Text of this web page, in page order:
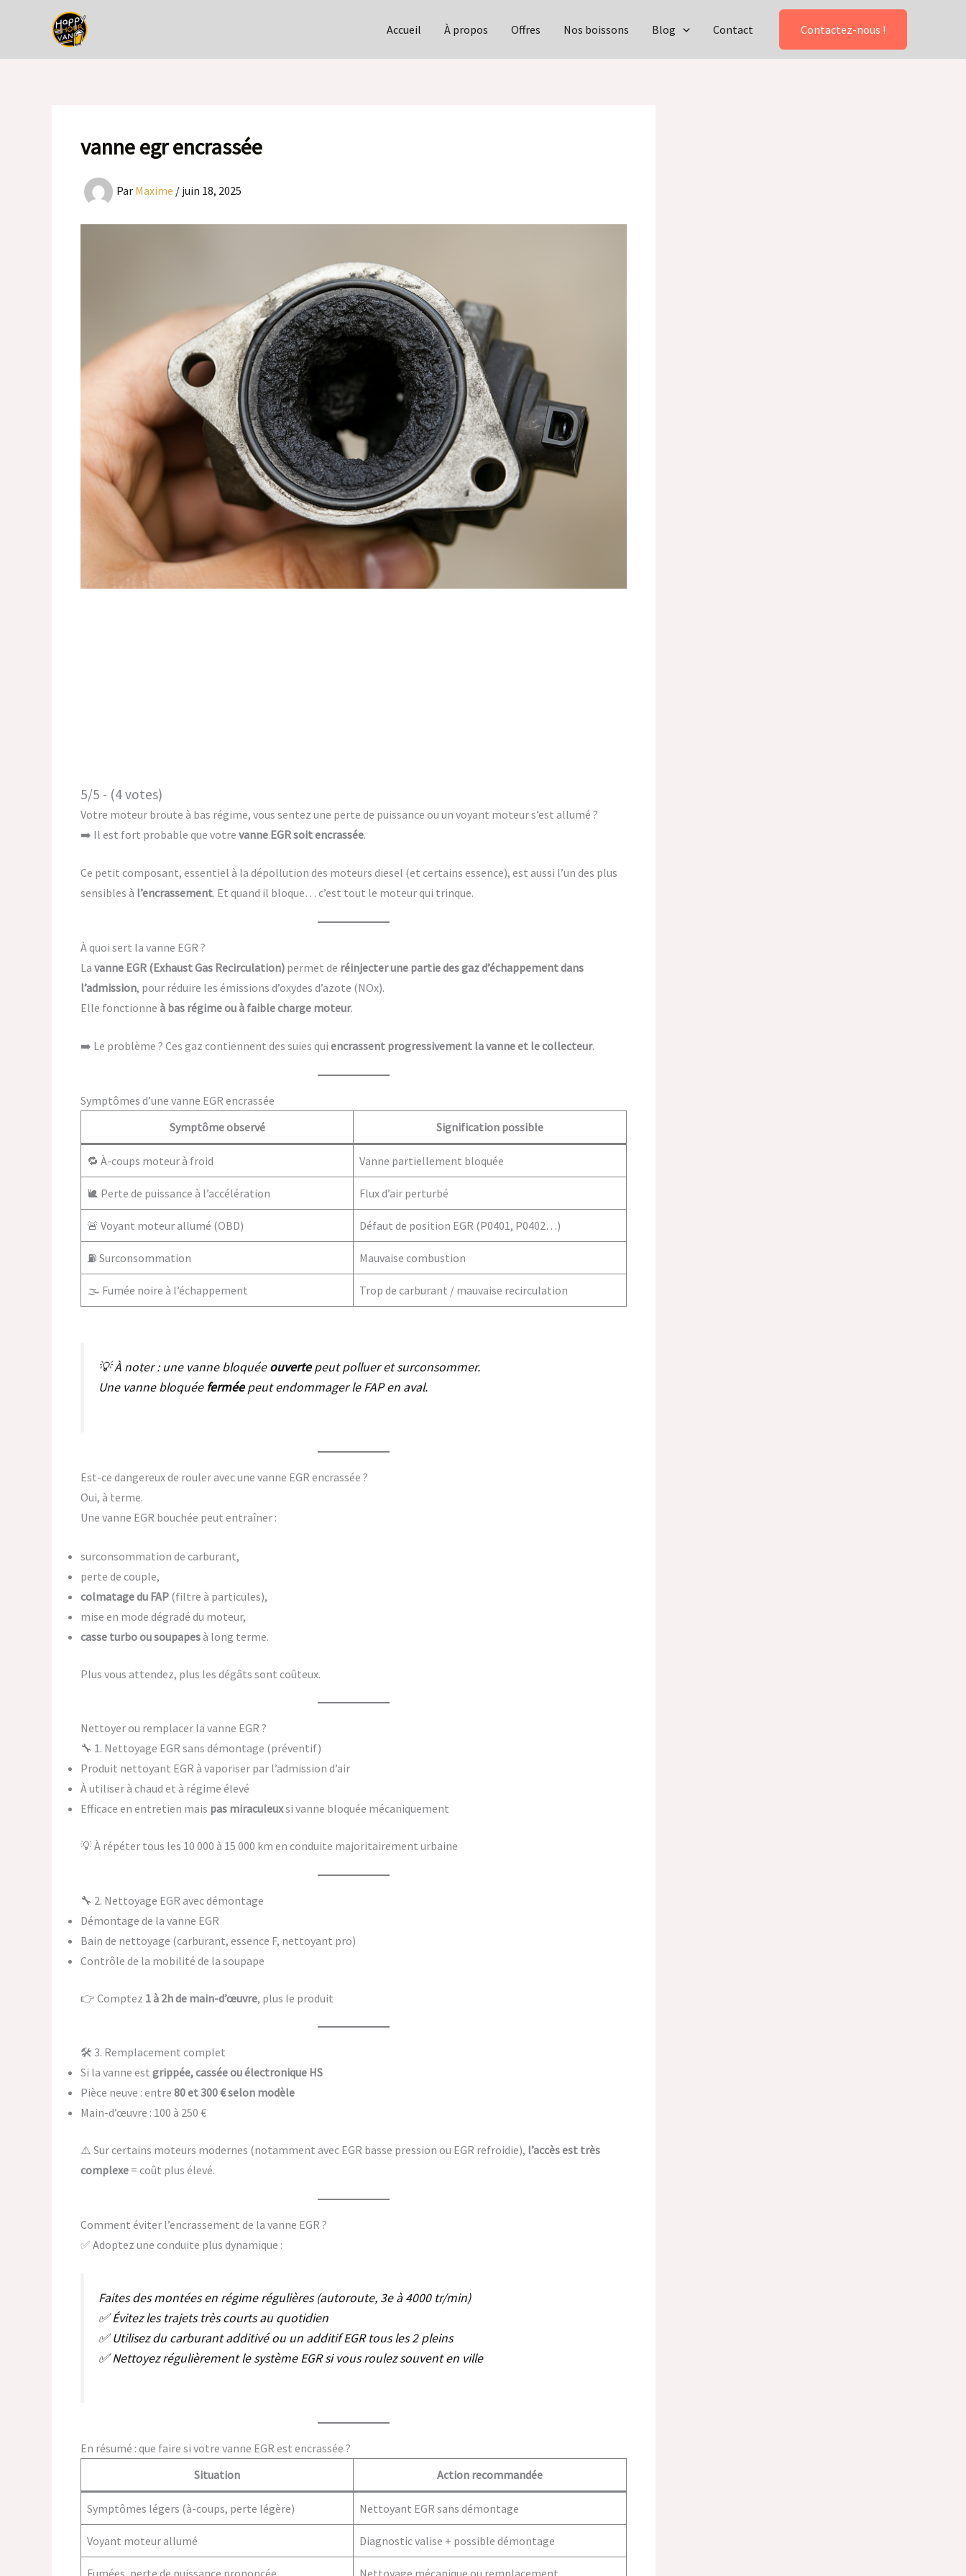
Accueil À propos Offres Nos boissons Blog Contact Contactez-nous !
vanne egr encrassée
Par Maxime / juin 18, 2025
5/5 - (4 votes)
Votre moteur broute à bas régime, vous sentez une perte de puissance ou un voyant moteur s’est allumé ?
➡️ Il est fort probable que votre vanne EGR soit encrassée.
Ce petit composant, essentiel à la dépollution des moteurs diesel (et certains essence), est aussi l’un des plus
sensibles à l’encrassement. Et quand il bloque… c’est tout le moteur qui trinque.
À quoi sert la vanne EGR ?
La vanne EGR (Exhaust Gas Recirculation) permet de réinjecter une partie des gaz d’échappement dans
l’admission, pour réduire les émissions d’oxydes d’azote (NOx).
Elle fonctionne à bas régime ou à faible charge moteur.
➡️ Le problème ? Ces gaz contiennent des suies qui encrassent progressivement la vanne et le collecteur.
Symptômes d’une vanne EGR encrassée
Symptôme observé
Signification possible
🔁 À-coups moteur à froid Vanne partiellement bloquée
🐌 Perte de puissance à l’accélération Flux d’air perturbé
🚨 Voyant moteur allumé (OBD) Défaut de position EGR (P0401, P0402…)
⛽ Surconsommation Mauvaise combustion
🌫️ Fumée noire à l’échappement Trop de carburant / mauvaise recirculation
💡 À noter : une vanne bloquéeouvertepeut polluer et surconsommer.
Une vanne bloquéeferméepeut endommager le FAP en aval.
Est-ce dangereux de rouler avec une vanne EGR encrassée ?
Oui, à terme.
Une vanne EGR bouchée peut entraîner :
surconsommation de carburant,
perte de couple,
colmatage du FAP (filtre à particules),
mise en mode dégradé du moteur,
casse turbo ou soupapesà long terme.
Plus vous attendez, plus les dégâts sont coûteux.
Nettoyer ou remplacer la vanne EGR ?
🔧 1. Nettoyage EGR sans démontage (préventif)
Produit nettoyant EGR à vaporiser par l’admission d’air
À utiliser à chaud et à régime élevé
Efficace en entretien mais pas miraculeuxsi vanne bloquée mécaniquement
💡 À répéter tous les 10 000 à 15 000 km en conduite majoritairement urbaine
🔧 2. Nettoyage EGR avec démontage
Démontage de la vanne EGR
Bain de nettoyage (carburant, essence F, nettoyant pro)
Contrôle de la mobilité de la soupape
👉 Comptez 1 à 2h de main-d’œuvre, plus le produit
🛠️ 3. Remplacement complet
Si la vanne est grippée, cassée ou électronique HS
Pièce neuve : entre 80 et 300 € selon modèle
Main-d’œuvre : 100 à 250 €
⚠️ Sur certains moteurs modernes (notamment avec EGR basse pression ou EGR refroidie), l’accès est très
complexe = coût plus élevé.
Comment éviter l’encrassement de la vanne EGR ?
✅ Adoptez une conduite plus dynamique :
Faites des montées en régime régulières (autoroute, 3e à 4000 tr/min)
✅ Évitez les trajets très courts au quotidien
✅ Utilisez du carburant additivé ou un additif EGR tous les 2 pleins
✅ Nettoyez régulièrement le système EGR si vous roulez souvent en ville
En résumé : que faire si votre vanne EGR est encrassée ?
Situation
Action recommandée
Symptômes légers (à-coups, perte légère) Nettoyant EGR sans démontage
Voyant moteur allumé Diagnostic valise + possible démontage
Fumées, perte de puissance prononcée Nettoyage mécanique ou remplacement